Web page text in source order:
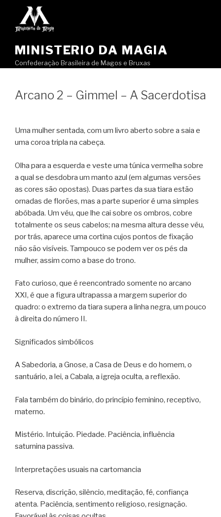
MINISTERIO DA MAGIA
Confederação Brasileira de Magos e Bruxas
Arcano 2 – Gimmel – A Sacerdotisa
Uma mulher sentada, com um livro aberto sobre a saia e
uma coroa tripla na cabeça.
Olha para a esquerda e veste uma túnica vermelha sobre
a qual se desdobra um manto azul (em algumas versões
as cores são opostas). Duas partes da sua tiara estão
ornadas de florões, mas a parte superior é uma simples
abóbada. Um véu, que lhe cai sobre os ombros, cobre
totalmente os seus cabelos; na mesma altura desse véu,
por trás, aparece uma cortina cujos pontos de fixação
não são visíveis. Tampouco se podem ver os pés da
mulher, assim como a base do trono.
Fato curioso, que é reencontrado somente no arcano
XXI, é que a figura ultrapassa a margem superior do
quadro: o extremo da tiara supera a linha negra, um pouco
à direita do número II.
Significados simbólicos
A Sabedoria, a Gnose, a Casa de Deus e do homem, o
santuário, a lei, a Cabala, a igreja oculta, a reflexão.
Fala também do binário, do princípio feminino, receptivo,
materno.
Mistério. Intuição. Piedade. Paciência, influência
saturnina passiva.
Interpretações usuais na cartomancia
Reserva, discrição, silêncio, meditação, fé, confiança
atenta. Paciência, sentimento religioso, resignação.